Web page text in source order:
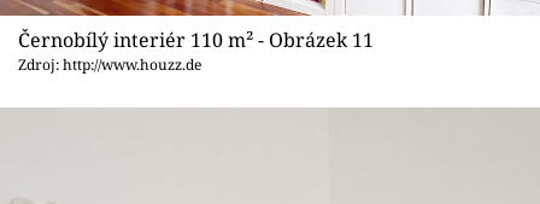
Černobílý interiér 110 m² - Obrázek 11
Zdroj: http://www.houzz.de